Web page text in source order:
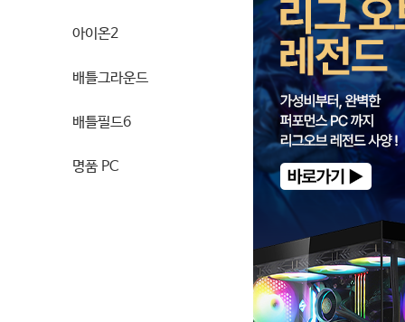
아이온2
배틀그라운드
배틀필드6
명품 PC